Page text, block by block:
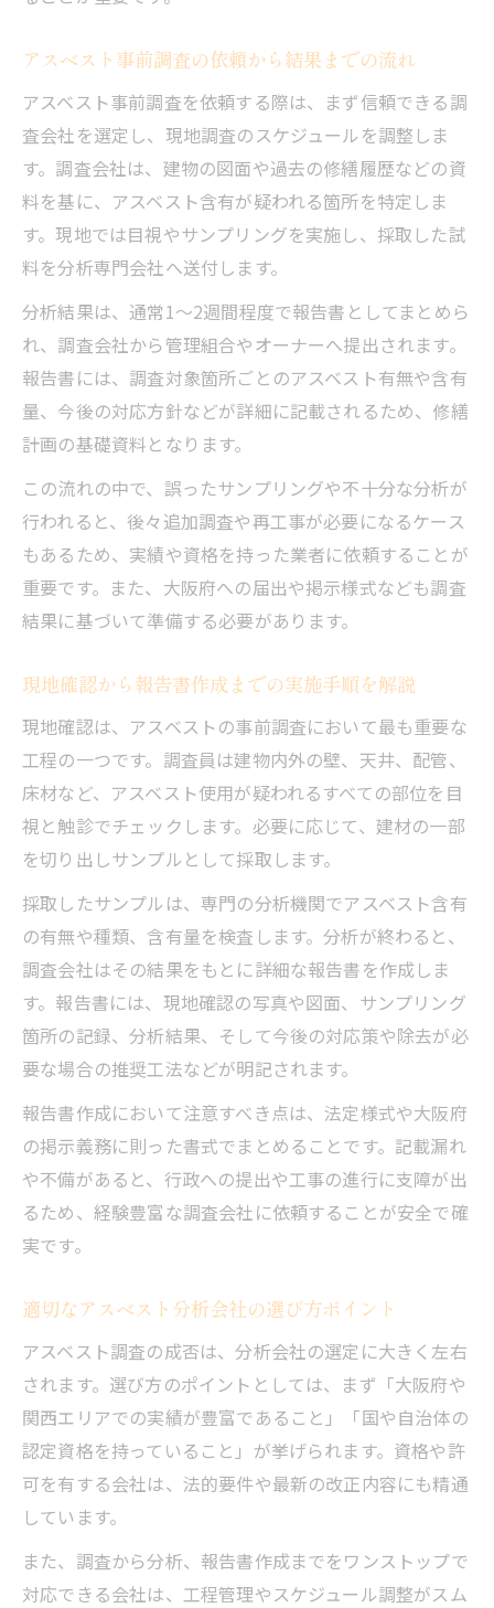
アスベスト事前調査の依頼から結果までの流れ
アスベスト事前調査を依頼する際は、まず信頼できる調
査会社を選定し、現地調査のスケジュールを調整しま
す。調査会社は、建物の図面や過去の修繕履歴などの資
料を基に、アスベスト含有が疑われる箇所を特定しま
す。現地では目視やサンプリングを実施し、採取した試
料を分析専門会社へ送付します。
分析結果は、通常1～2週間程度で報告書としてまとめら
れ、調査会社から管理組合やオーナーへ提出されます。
報告書には、調査対象箇所ごとのアスベスト有無や含有
量、今後の対応方針などが詳細に記載されるため、修繕
計画の基礎資料となります。
この流れの中で、誤ったサンプリングや不十分な分析が
行われると、後々追加調査や再工事が必要になるケース
もあるため、実績や資格を持った業者に依頼することが
重要です。また、大阪府への届出や掲示様式なども調査
結果に基づいて準備する必要があります。
現地確認から報告書作成までの実施手順を解説
現地確認は、アスベストの事前調査において最も重要な
工程の一つです。調査員は建物内外の壁、天井、配管、
床材など、アスベスト使用が疑われるすべての部位を目
視と触診でチェックします。必要に応じて、建材の一部
を切り出しサンプルとして採取します。
採取したサンプルは、専門の分析機関でアスベスト含有
の有無や種類、含有量を検査します。分析が終わると、
調査会社はその結果をもとに詳細な報告書を作成しま
す。報告書には、現地確認の写真や図面、サンプリング
箇所の記録、分析結果、そして今後の対応策や除去が必
要な場合の推奨工法などが明記されます。
報告書作成において注意すべき点は、法定様式や大阪府
の掲示義務に則った書式でまとめることです。記載漏れ
や不備があると、行政への提出や工事の進行に支障が出
るため、経験豊富な調査会社に依頼することが安全で確
実です。
適切なアスベスト分析会社の選び方ポイント
アスベスト調査の成否は、分析会社の選定に大きく左右
されます。選び方のポイントとしては、まず「大阪府や
関西エリアでの実績が豊富であること」「国や自治体の
認定資格を持っていること」が挙げられます。資格や許
可を有する会社は、法的要件や最新の改正内容にも精通
しています。
また、調査から分析、報告書作成までをワンストップで
対応できる会社は、工程管理やスケジュール調整がスム